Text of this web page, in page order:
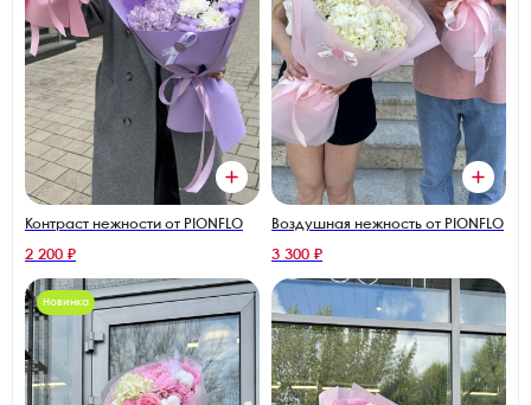
Контраст нежности от PIONFLO
2 200 ₽
Воздушная нежность от PIONFLO
3 300 ₽
Новинка